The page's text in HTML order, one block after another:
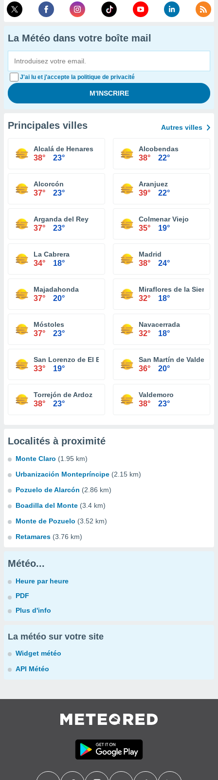
La Météo dans votre boîte mail
J'ai lu et j'accepte la politique de privacité
Principales villes Autres villes
Alcalá de Henares
38° 23°
Alcobendas
38° 22°
Alcorcón
37° 23°
Aranjuez
39° 22°
Arganda del Rey
37° 23°
Colmenar Viejo
35° 19°
La Cabrera
34° 18°
Madrid
38° 24°
Majadahonda
37° 20°
Miraflores de la Sierra
32° 18°
Móstoles
37° 23°
Navacerrada
32° 18°
San Lorenzo de El Escorial
33° 19°
San Martín de
36° 20°
Torrejón de Ardoz
38° 23°
Valdemoro
38° 23°
Localités à proximité
Monte Claro (1.95 km)
Urbanización Montepríncipe (2.15 km)
Pozuelo de Alarcón (2.86 km)
Boadilla del Monte (3.4 km)
Monte de Pozuelo (3.52 km)
Retamares (3.76 km)
Météo...
Heure par heure
PDF
Plus d'info
La météo sur votre site
Widget météo
API Météo